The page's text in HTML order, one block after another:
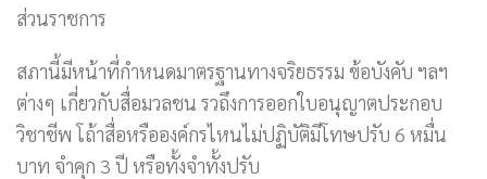
ส่วนราชการ
สภานี้มีหน้าที่กำหนดมาตรฐานทางจริยธรรม ข้อบังคับ ฯลฯ
ต่างๆ เกี่ยวกับสื่อมวลชน รวถึงการออกใบอนุญาตประกอบ
วิชาชีพ โถ้าสื่อหรือองค์กรไหนไม่ปฏิบัติมีโทษปรับ 6 หมื่น
บาท จำคุก 3 ปี หรือทั้งจำทั้งปรับ